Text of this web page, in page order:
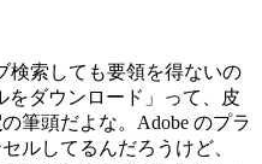
検索しても要領を得ないの
をダウンロード」って、皮
の筆頭だよな。Adobe のプラ
ルしてるんだろうけど、